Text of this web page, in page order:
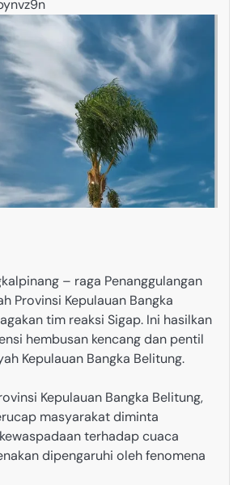
nvz9n
– raga Penanggulangan
Provinsi Kepulauan Bangka
tim reaksi Sigap. Ini hasilkan
hembusan kencang dan pentil
Kepulauan Bangka Belitung.
Kepulauan Bangka Belitung,
masyarakat diminta
terhadap cuaca
dipengaruhi oleh fenomena